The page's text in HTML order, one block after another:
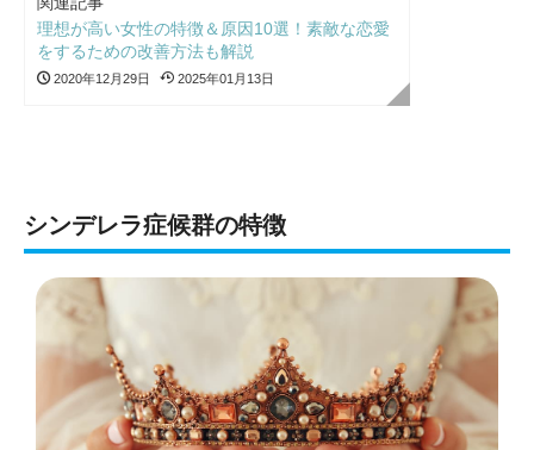
理想が高い女性の特徴＆原因10選！素敵な恋愛
をするための改善方法も解説
2020年12月29日 2025年01月13日
シンデレラ症候群の特徴